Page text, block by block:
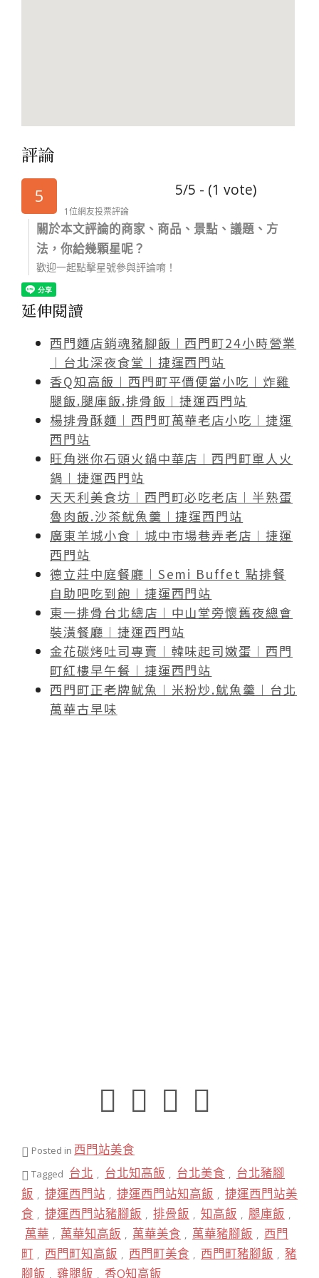
評論
5 5/5 - (1 vote)
1位網友投票評論
關於本文評論的商家、商品、景點、議題、方
法，你給幾顆星呢？
歡迎一起點擊星號參與評論唷！
延伸閱讀
西門麵店銷魂豬腳飯︱西門町24小時營業
︱台北深夜食堂︱捷運西門站
香Q知高飯︱西門町平價便當小吃︱炸雞
腿飯.腿庫飯.排骨飯︱捷運西門站
楊排骨酥麵︱西門町萬華老店小吃︱捷運
西門站
旺角迷你石頭火鍋中華店︱西門町單人火
鍋︱捷運西門站
天天利美食坊︱西門町必吃老店︱半熟蛋
魯肉飯.沙茶魷魚羹︱捷運西門站
廣東羊城小食︱城中市場巷弄老店︱捷運
西門站
德立莊中庭餐廳︱Semi Buffet 點排餐
自助吧吃到飽︱捷運西門站
東一排骨台北總店︱中山堂旁懷舊夜總會
裝潢餐廳︱捷運西門站
金花碳烤吐司專賣︱韓味起司嫩蛋︱西門
町紅樓早午餐︱捷運西門站
西門町正老牌魷魚︱米粉炒.魷魚羹︱台北
萬華古早味
Posted in 西門站美食
Tagged 台北 , 台北知高飯 , 台北美食 , 台北豬腳
飯 , 捷運西門站 , 捷運西門站知高飯 , 捷運西門站美
食 , 捷運西門站豬腳飯 , 排骨飯 , 知高飯 , 腿庫飯 ,
萬華 , 萬華知高飯 , 萬華美食 , 萬華豬腳飯 , 西門
町 , 西門町知高飯 , 西門町美食 , 西門町豬腳飯 , 豬
腳飯 , 雞腿飯 , 香Q知高飯